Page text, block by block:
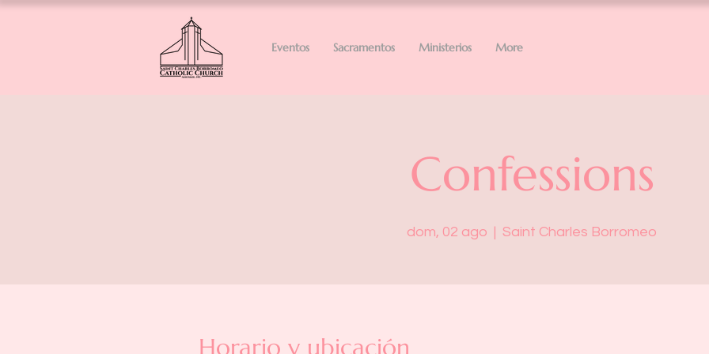
Eventos Sacramentos Ministerios More
Confessions
dom, 02 ago
  |
Saint Charles Borromeo
Horario y ubicación